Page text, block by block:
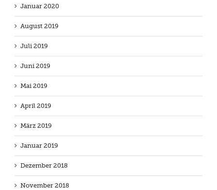
Januar 2020
August 2019
Juli 2019
Juni 2019
Mai 2019
April 2019
März 2019
Januar 2019
Dezember 2018
November 2018